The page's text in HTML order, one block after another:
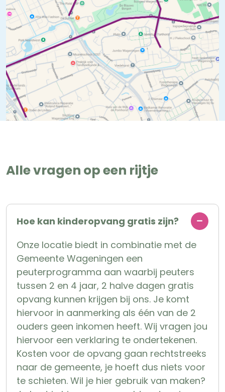
Alle vragen op een rijtje
Hoe kan kinderopvang gratis zijn?
Onze locatie biedt in combinatie met de
Gemeente Wageningen een
peuterprogramma aan waarbij peuters
tussen 2 en 4 jaar, 2 halve dagen gratis
opvang kunnen krijgen bij ons. Je komt
hiervoor in aanmerking als één van de 2
ouders geen inkomen heeft. Wij vragen jou
hiervoor een verklaring te ondertekenen.
Kosten voor de opvang gaan rechtstreeks
naar de gemeente, je hoeft dus niets voor
te schieten. Wil je hier gebruik van maken?